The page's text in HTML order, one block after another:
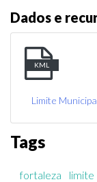
Dados e
KML
Limite
Tags
fortaleza limite